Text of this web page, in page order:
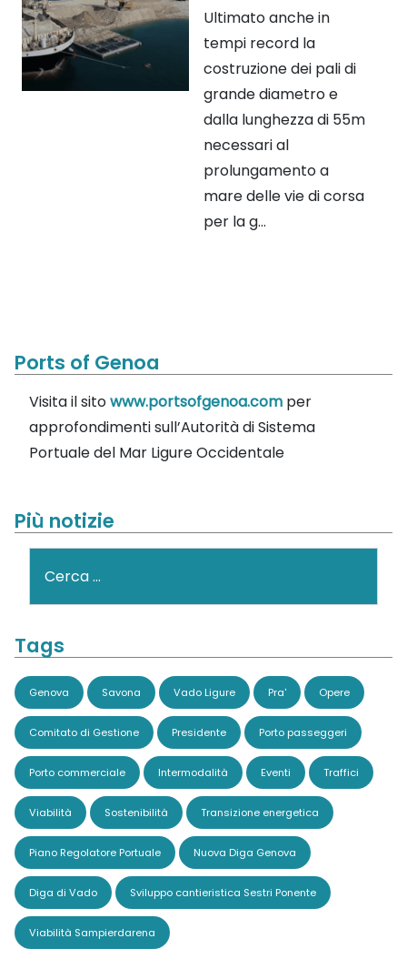
Ultimato anche in
tempi record la
costruzione dei pali di
grande diametro e
dalla lunghezza di 55m
necessari al
prolungamento a
mare delle vie di corsa
per la g...
Ports of Genoa
Visita il sitowww.portsofgenoa.com per
approfondimenti sull’Autorità di Sistema
Portuale del Mar Ligure Occidentale
Più notizie
Tags
Genova Savona Vado Ligure Pra' Opere
Comitato di Gestione Presidente Porto passeggeri
Porto commerciale Intermodalità Eventi Traffici
Viabilità Sostenibilità Transizione energetica
Piano Regolatore Portuale Nuova Diga Genova
Diga di Vado Sviluppo cantieristica Sestri Ponente
Viabilità Sampierdarena